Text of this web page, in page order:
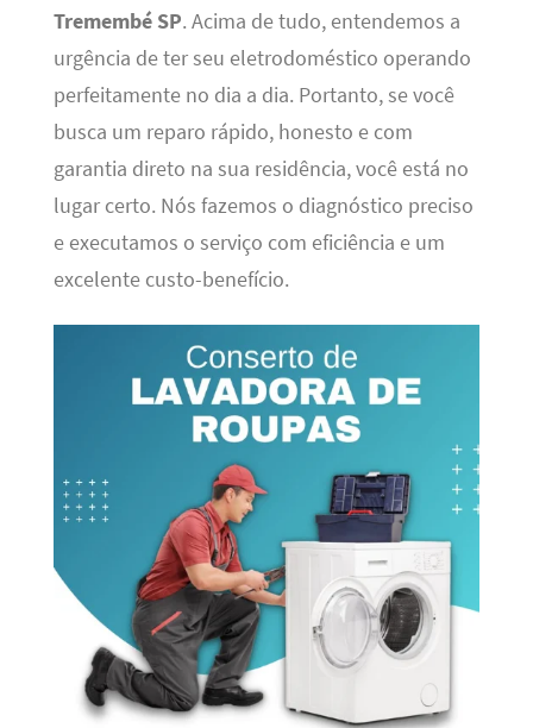
Tremembé SP. Acima de tudo, entendemos a
urgência de ter seu eletrodoméstico operando
perfeitamente no dia a dia. Portanto, se você
busca um reparo rápido, honesto e com
garantia direto na sua residência, você está no
lugar certo. Nós fazemos o diagnóstico preciso
e executamos o serviço com eficiência e um
excelente custo-benefício.